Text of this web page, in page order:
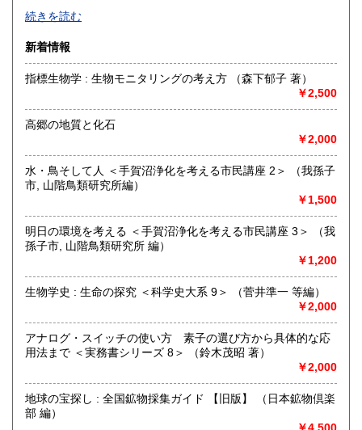
佐賀県
熊本県 600円 大分県 600円
600円
沖縄県
【通信販売専門 (ご来店不可)】 の古書店です。
※大変申し訳ございませんが、店頭での販売は行っておりま
書籍の状態等、ご不明な点・気になる所がございましたら、
メールアドレス【book@koshofujiwarashoten.com】
※販売書籍につきまして【お電話でのお問い合わせ】は、現
(お電話折返しでのご対応となります)
沿線名：JR中央線・総武線・東京メトロ丸ノ内線
営業時間：【事務所営業・通信販売専門 (ご来店不可)】
9:00〜17:00 ※買取・仕入れ等で不在の場合がございます
定休日：水曜日・日曜日・年末年始
自然科学等の学術書・専門書・その他資料買取り致します。
電話・FAX・メール等でお気軽にご相談下さいませ。
出張買取・配送料着払い(当店の支払い)で送って頂くことも
可能でございます。
取り扱い分野
続きを読む
新着情報
指標生物学 : 生物モニタリングの考え方 （森下郁子 著）
￥2,500
高郷の地質と化石
￥2,000
水・鳥そして人 ＜手賀沼浄化を考える市民講座 2＞ （我孫子
市, 山階鳥類研究所編）
￥1,500
明日の環境を考える ＜手賀沼浄化を考える市民講座 3＞ （我
孫子市, 山階鳥類研究所 編）
￥1,200
生物学史 : 生命の探究 ＜科学史大系 9＞ （菅井準一 等編）
￥2,000
アナログ・スイッチの使い方 素子の選び方から具体的な応
用法まで ＜実務書シリーズ 8＞ （鈴木茂昭 著）
￥2,000
地球の宝探し : 全国鉱物採集ガイド 【旧版】 （日本鉱物倶楽
部 編）